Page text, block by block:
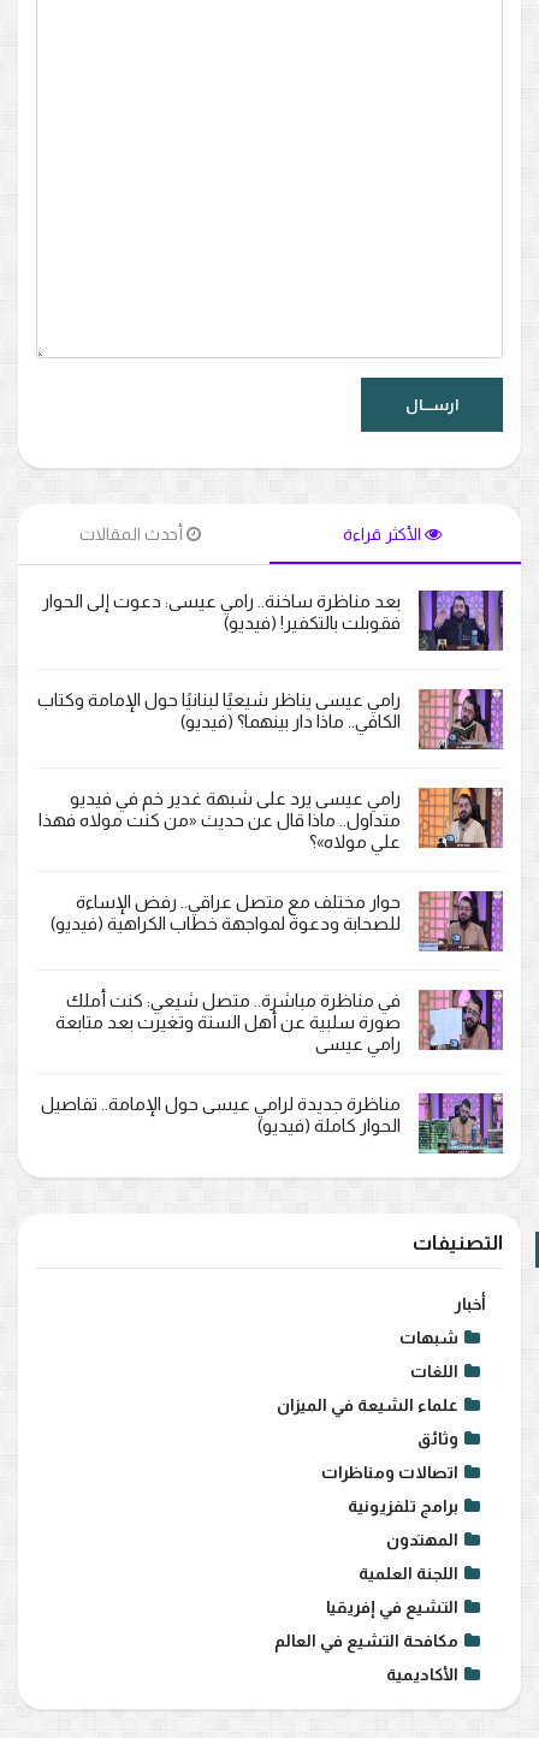
الأكثر قراءة أحدث المقالات
بعد مناظرة ساخنة.. رامي عيسى: دعوت إلى الحوار
فقوبلت بالتكفير! (فيديو)
رامي عيسى يناظر شيعيًا لبنانيًا حول الإمامة وكتاب
الكافي.. ماذا دار بينهما؟ (فيديو)
رامي عيسى يرد على شبهة غدير خم في فيديو
متداول.. ماذا قال عن حديث «من كنت مولاه فهذا
علي مولاه»؟
حوار مختلف مع متصل عراقي.. رفض الإساءة
للصحابة ودعوة لمواجهة خطاب الكراهية (فيديو)
في مناظرة مباشرة.. متصل شيعي: كنت أملك
صورة سلبية عن أهل السنة وتغيرت بعد متابعة
رامي عيسى
مناظرة جديدة لرامي عيسى حول الإمامة.. تفاصيل
الحوار كاملة (فيديو)
التصنيفات
أخبار
شبهات
اللغات
علماء الشيعة في الميزان
وثائق
اتصالات ومناظرات
برامج تلفزيونية
المهتدون
اللجنة العلمية
التشيع في إفريقيا
مكافحة التشيع في العالم
الأكاديمية